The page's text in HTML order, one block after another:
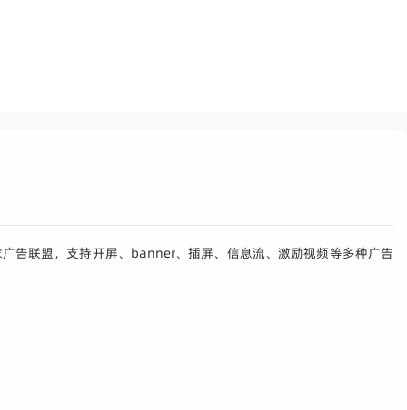
告联盟，支持开屏、banner、插屏、信息流、激励视频等多种广告